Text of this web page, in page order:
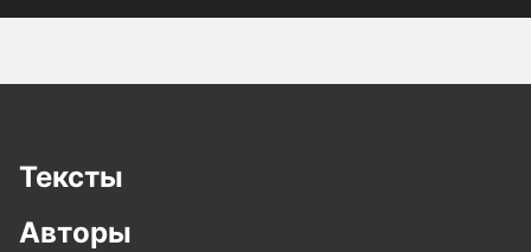
Тексты
Авторы